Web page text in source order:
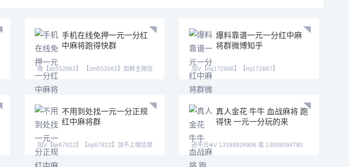
手机在线免押一元一分红
中麻将跑得快群
微【xh552662】 【zm552662】加群主微信
加入我们的火
爆料靠谱一元一分红中麻
将群微博知乎
加V【mj172888】【mj172887】
【mj172889】我在等一个
不用到处找一元一分正规
红中麻将群
加V【tw67822】【op67822】加不上微信就
加QQ(39621643
真人金花 牛牛 血战麻将 跑
得快 一元一分玩的来
进平台➕V 13169926906 或 13058094780
QQ:3122617